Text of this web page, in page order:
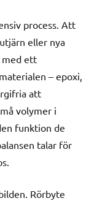
process. Att
eller nya
med ett
– epoxi,
att
volymer i
funktion de
talar för
Rörbyte